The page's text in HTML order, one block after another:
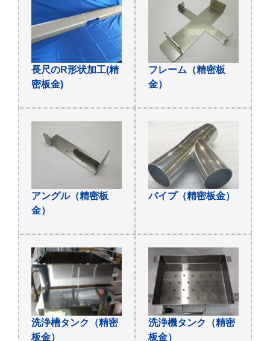
長尺のR形状加工(精
密板金)
フレーム（精密板
金）
アングル（精密板
金）
パイプ（精密板金）
洗浄槽タンク（精密
板金）
洗浄機タンク（精密
板金）